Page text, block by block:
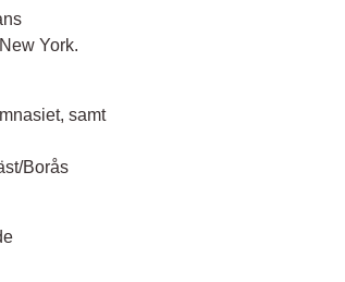
York.
samt
Borås